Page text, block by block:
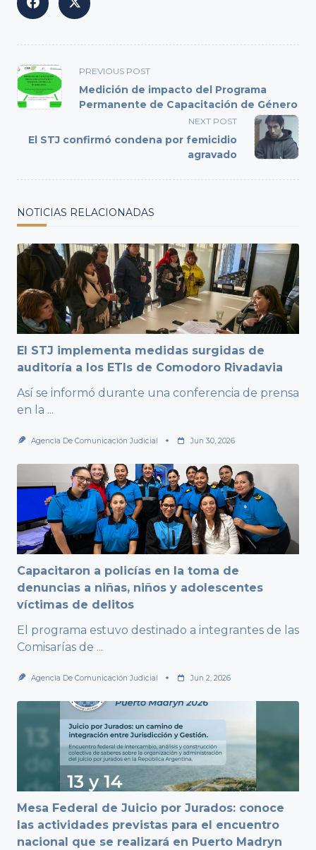
<span
class="nav-
subtitle
reader-
PREVIOUS POST
Medición de impacto del Programa
Permanente de Capacitación de Género
NEXT POST
El STJ confirmó condena por femicidio
agravado
NOTICIAS RELACIONADAS
El STJ implementa medidas surgidas de
auditoría a los ETIs de Comodoro Rivadavia
Así se informó durante una conferencia de prensa
en la ...
Agencia De Comunicación Judicial Jun 30, 2026
Capacitaron a policías en la toma de
denuncias a niñas, niños y adolescentes
víctimas de delitos
El programa estuvo destinado a integrantes de las
Comisarías de ...
Agencia De Comunicación Judicial Jun 2, 2026
Mesa Federal de Juicio por Jurados: conoce
las actividades previstas para el encuentro
nacional que se realizará en Puerto Madryn